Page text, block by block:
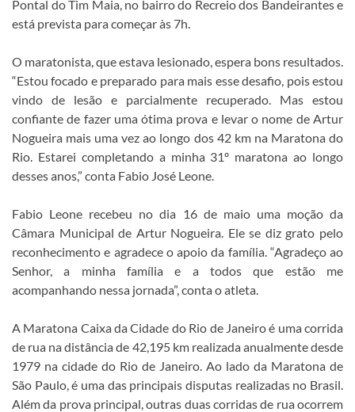
Pontal do Tim Maia, no bairro do Recreio dos Bandeirantes e
está prevista para começar às 7h.
O maratonista, que estava lesionado, espera bons resultados.
“Estou focado e preparado para mais esse desafio, pois estou
vindo de lesão e parcialmente recuperado. Mas estou
confiante de fazer uma ótima prova e levar o nome de Artur
Nogueira mais uma vez ao longo dos 42 km na Maratona do
Rio. Estarei completando a minha 31º maratona ao longo
desses anos,” conta Fabio José Leone.
Fabio Leone recebeu no dia 16 de maio uma moção da
Câmara Municipal de Artur Nogueira. Ele se diz grato pelo
reconhecimento e agradece o apoio da família. “Agradeço ao
Senhor, a minha família e a todos que estão me
acompanhando nessa jornada”, conta o atleta.
A Maratona Caixa da Cidade do Rio de Janeiro é uma corrida
de rua na distância de 42,195 km realizada anualmente desde
1979 na cidade do Rio de Janeiro. Ao lado da Maratona de
São Paulo, é uma das principais disputas realizadas no Brasil.
Além da prova principal, outras duas corridas de rua ocorrem